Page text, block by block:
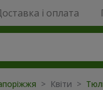
і оплата
> Квіти >